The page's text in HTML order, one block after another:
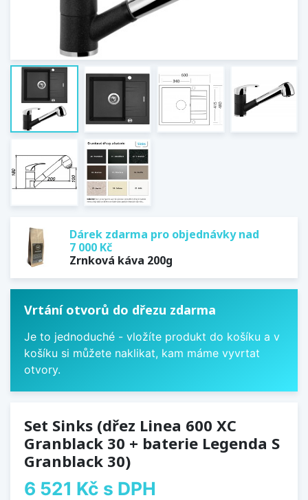
Dárek zdarma pro objednávky nad
7 000 Kč
Zrnková káva 200g
Vrtání otvorů do dřezu zdarma
Je to jednoduché - vložíte produkt do košíku a v
košíku si můžete naklikat, kam máme vyvrtat
otvory.
Set Sinks (dřez Linea 600 XC
Granblack 30 + baterie Legenda S
Granblack 30)
6 521 Kč s DPH